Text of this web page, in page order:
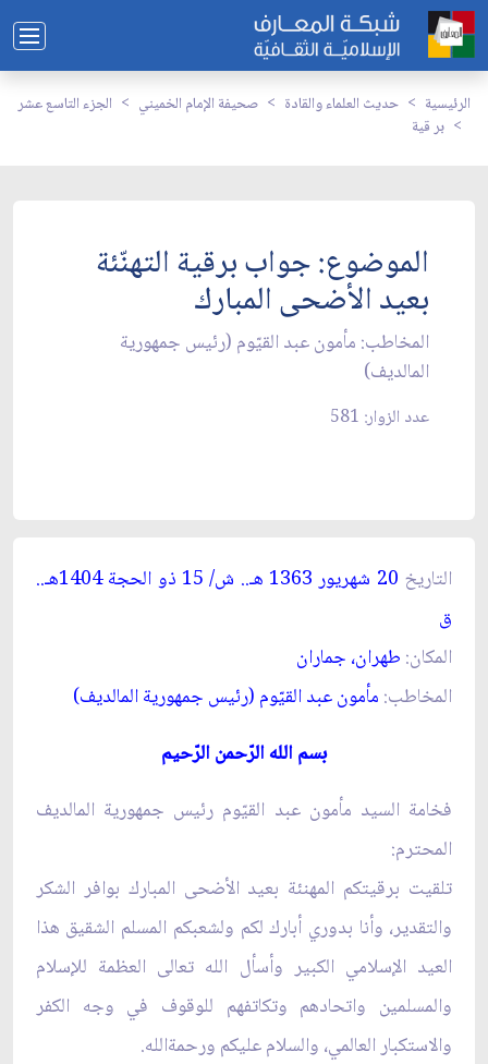
الرئيسية حديث العلماء والقادة صحيفة الإمام الخميني
الجزء التاسع عشر
بر قية
الموضوع: جواب برقية التهنّئة
بعيد الأضحى المبارك‏
المخاطب: مأمون عبد القيّوم (رئيس جمهورية
المالديف)
عدد الزوار: 581
التاريخ
20 شهريور 1363 هـ.. ش/ 15 ذو الحجة 1404هـ..
ق‏
المكان: طهران، جماران‏
المخاطب: مأمون عبد القيّوم (رئيس جمهورية المالديف)
بسم الله الرّحمن الرّحيم‏
فخامة السيد مأمون عبد القيّوم رئيس جمهورية المالديف
المحترم:
تلقيت برقيتكم المهنئة بعيد الأضحى المبارك بوافر الشكر
والتقدير، وأنا بدوري أبارك لكم ولشعبكم المسلم الشقيق هذا
العيد الإسلامي الكبير وأسأل الله تعالى العظمة للإسلام
والمسلمين واتحادهم وتكاتفهم للوقوف في وجه الكفر
والاستكبار العالمي، والسلام عليكم ورحمةالله.